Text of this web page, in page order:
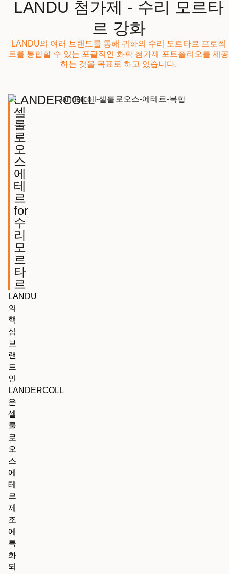
LANDU 첨가제 - 수리 모르타
르 강화
LANDU의 여러 브랜드를 통해 귀하의 수리 모르타르 프로젝
트를 통합할 수 있는 포괄적인 화학 첨가제 포트폴리오를 제공
하는 것을 목표로 하고 있습니다.
LANDERCOLL
셀
룰
로
오
스
에
테
르
for
수
리
모
르
타
르
LANDU
의
핵
심
브
랜
드
인
LANDERCOLL
은
셀
룰
로
오
스
에
테
르
제
조
에
특
화
되